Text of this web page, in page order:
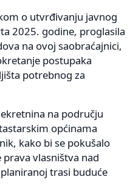
o utvrđivanju javnog
2025. godine, proglasila
na ovoj saobraćajnici,
postupaka
potrebnog za
na području
općinama
kako bi se pokušalo
vlasništva nad
trasi buduće